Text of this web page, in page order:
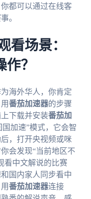
都可以通过在线客
。
看场景：
？
海外华人，你肯定
番茄加速器的步骤
下载并安装番茄加
加速”模式，它会智
，打开央视频或咪
会发现“当前地区不
看中文解说的比赛
国内家人同步看中
番茄加速器连接